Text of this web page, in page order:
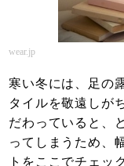
wear.jp
寒い冬には、足の
タイルを敬遠しが
だわっていると、
ってしまうため、
トをここでチェッ